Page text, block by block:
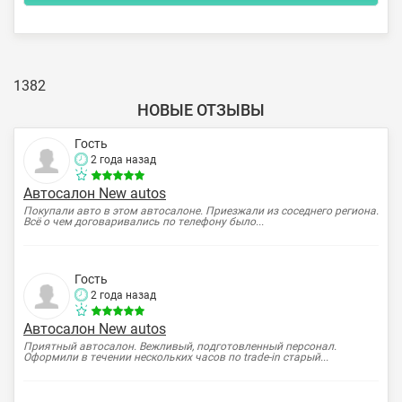
1382
НОВЫЕ ОТЗЫВЫ
Гость
2 года назад
Автосалон New autos
Покупали авто в этом автосалоне. Приезжали из соседнего региона.
Всё о чем договаривались по телефону было...
Гость
2 года назад
Автосалон New autos
Приятный автосалон. Вежливый, подготовленный персонал.
Оформили в течении нескольких часов по trade-in старый...